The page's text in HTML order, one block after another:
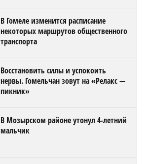
В Гомеле изменится расписание
некоторых маршрутов общественного
транспорта
Восстановить силы и успокоить
нервы. Гомельчан зовут на «Релакс —
пикник»
В Мозырском районе утонул 4-летний
мальчик